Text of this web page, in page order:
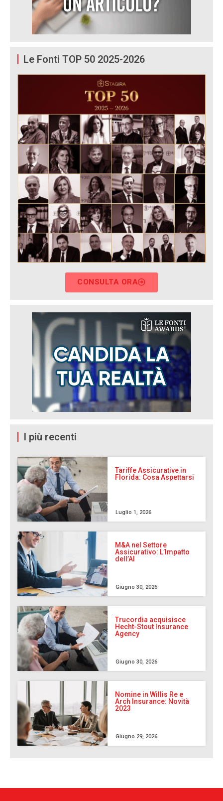
Le Fonti TOP 50 2025-2026
CONSULTA ORA
I più recenti
Tariffe Assicurative in
Florida: Cosa Aspettarsi
Luglio 1, 2026
M&A nel Settore
Assicurativo: L’Impatto
dell’AI
Giugno 30, 2026
Trucordia acquisisce
Hecht-Stout Insurance
Agency
Giugno 30, 2026
Nomine in Willis Re e
Arch Insurance: Novità
2023
Giugno 29, 2026